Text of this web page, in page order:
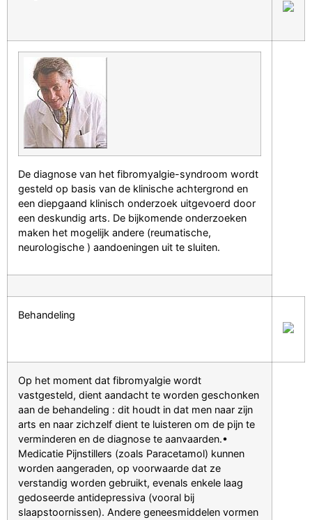
De diagnose van het fibromyalgie-syndroom wordt
gesteld op basis van de klinische achtergrond en
een diepgaand klinisch onderzoek uitgevoerd door
een deskundig arts. De bijkomende onderzoeken
maken het mogelijk andere (reumatische,
neurologische ) aandoeningen uit te sluiten.
Behandeling
Op het moment dat fibromyalgie wordt
vastgesteld, dient aandacht te worden geschonken
aan de behandeling : dit houdt in dat men naar zijn
arts en naar zichzelf dient te luisteren om de pijn te
verminderen en de diagnose te aanvaarden.•
Medicatie Pijnstillers (zoals Paracetamol) kunnen
worden aangeraden, op voorwaarde dat ze
verstandig worden gebruikt, evenals enkele laag
gedoseerde antidepressiva (vooral bij
slaapstoornissen). Andere geneesmiddelen vormen